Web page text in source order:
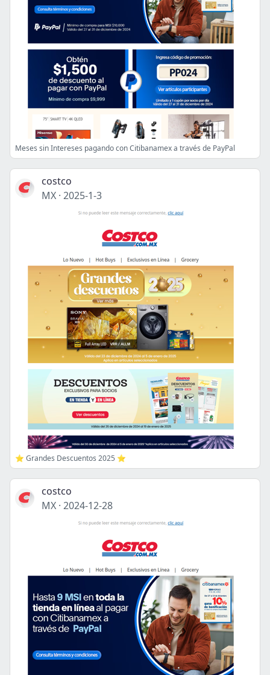
Meses sin Intereses pagando con Citibanamex a través de PayPal
costco
MX · 2025-1-3
⭐️ Grandes Descuentos 2025 ⭐️
costco
MX · 2024-12-28